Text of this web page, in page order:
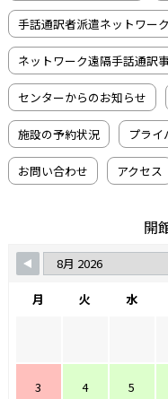
手話通訳者派遣ネットワー
ネットワーク遠隔手話通訳
センターからのお知らせ
施設の予約状況 プライ
お問い合わせ アクセス
開
月 火 水
3 4 5